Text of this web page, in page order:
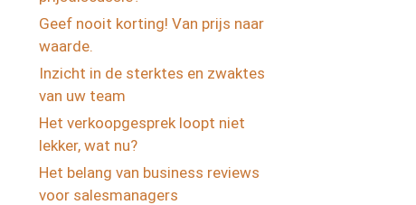
Geef nooit korting! Van prijs naar
waarde.
Inzicht in de sterktes en zwaktes
van uw team
Het verkoopgesprek loopt niet
lekker, wat nu?
Het belang van business reviews
voor salesmanagers